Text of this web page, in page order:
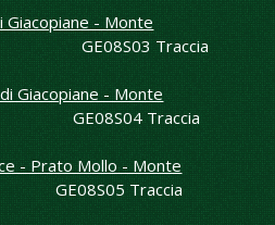
Giacopiane - Monte
Traccia
Giacopiane - Monte
Traccia
- Prato Mollo - Monte
Traccia